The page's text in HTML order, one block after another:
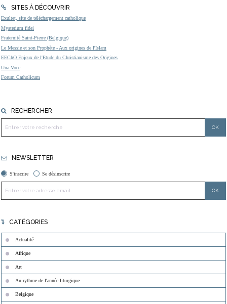
SITES À DÉCOUVRIR
Exultet, site de téléchargement catholique
Mysterium fidei
Fraternité Saint-Pierre (Belgique)
Le Messie et son Prophète - Aux origines de l'Islam
EEChO Enjeux de l'Etude du Christianisme des Origines
Una Voce
Forum Catholicum
RECHERCHER
NEWSLETTER
S'inscrire Se désinscrire
CATÉGORIES
Actualité
Afrique
Art
Au rythme de l'année liturgique
Belgique